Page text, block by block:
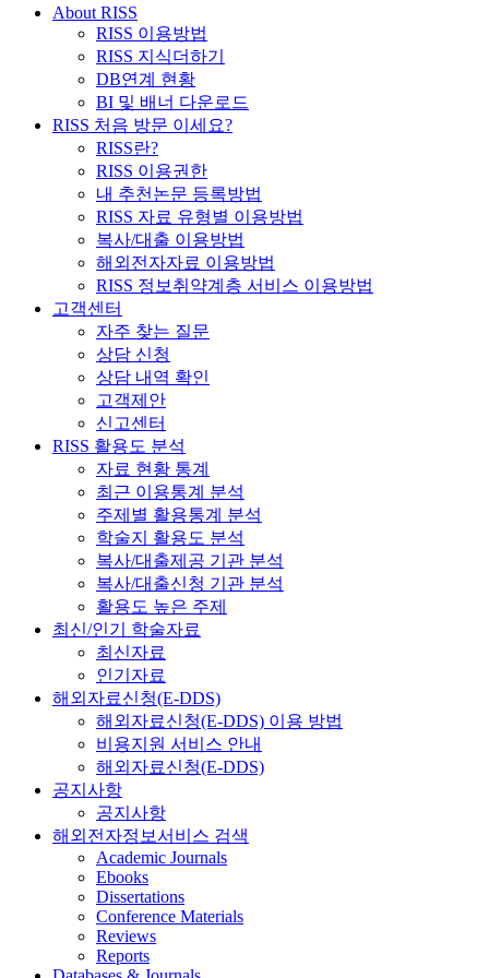
About RISS
RISS 이용방법
RISS 지식더하기
DB연계 현황
BI 및 배너 다운로드
RISS 처음 방문 이세요?
RISS란?
RISS 이용권한
내 추천논문 등록방법
RISS 자료 유형별 이용방법
복사/대출 이용방법
해외전자자료 이용방법
RISS 정보취약계층 서비스 이용방법
고객센터
자주 찾는 질문
상담 신청
상담 내역 확인
고객제안
신고센터
RISS 활용도 분석
자료 현황 통계
최근 이용통계 분석
주제별 활용통계 분석
학술지 활용도 분석
복사/대출제공 기관 분석
복사/대출신청 기관 분석
활용도 높은 주제
최신/인기 학술자료
최신자료
인기자료
해외자료신청(E-DDS)
해외자료신청(E-DDS) 이용 방법
비용지원 서비스 안내
해외자료신청(E-DDS)
공지사항
공지사항
해외전자정보서비스 검색
Academic Journals
Ebooks
Dissertations
Conference Materials
Reviews
Reports